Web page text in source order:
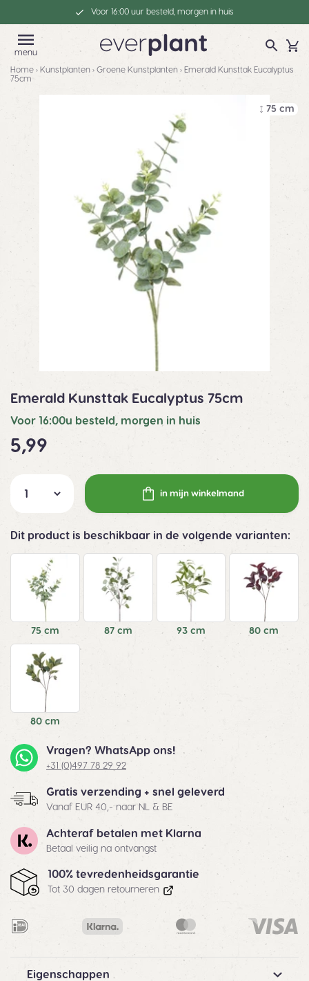
Voor 16:00 uur besteld, morgen in huis
menu
Home › Kunstplanten › Groene Kunstplanten › Emerald Kunsttak Eucalyptus
75cm
75 cm
Emerald Kunsttak Eucalyptus 75cm
Voor 16:00u besteld, morgen in huis
5,99
in mijn winkelmand
Dit product is beschikbaar in de volgende varianten:
75 cm 87 cm 93 cm 80 cm
80 cm
Vragen? WhatsApp ons!
+31 (0)497 78 29 92
Gratis verzending + snel geleverd
Vanaf EUR 40,- naar NL & BE
Achteraf betalen met Klarna
Betaal veilig na ontvangst
100% tevredenheidsgarantie
Tot 30 dagen retourneren
Eigenschappen